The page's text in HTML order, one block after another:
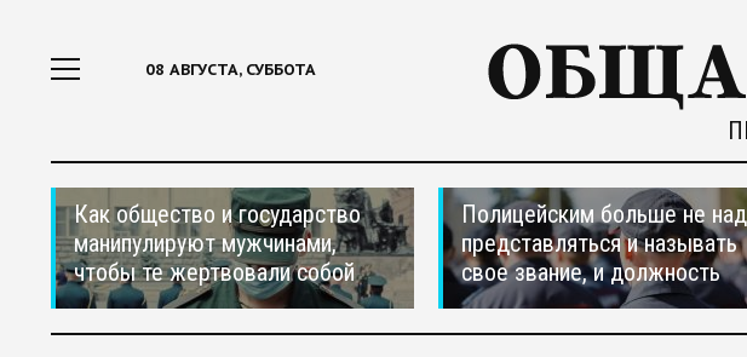
08 АВГУСТА, СУББОТА
Как общество и государство
манипулируют мужчинами,
чтобы те жертвовали собой
Полицейским больше не
представляться и называть
свое звание, и должность